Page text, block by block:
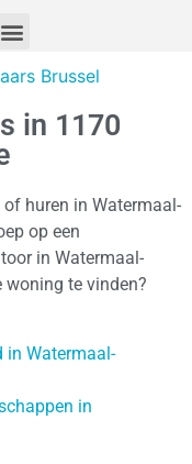
Brussel
in 1170
huren in Watermaal-
op een
in Watermaal-
woning te vinden?
in Watermaal-
in